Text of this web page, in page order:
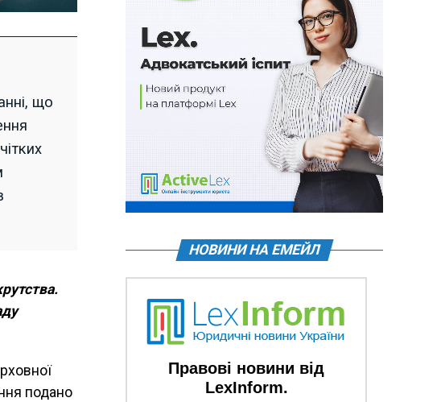
що
подано
НОВИНИ НА ЕМЕЙЛ
Правові новини від
LexInform.